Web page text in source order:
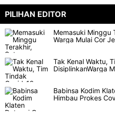
PILIHAN EDITOR
Memasuki Minggu
Warga Mulai Cor
Tak Kenal Waktu,
DisiplinkanWarga
Babinsa Kodim
Himbau Prokes